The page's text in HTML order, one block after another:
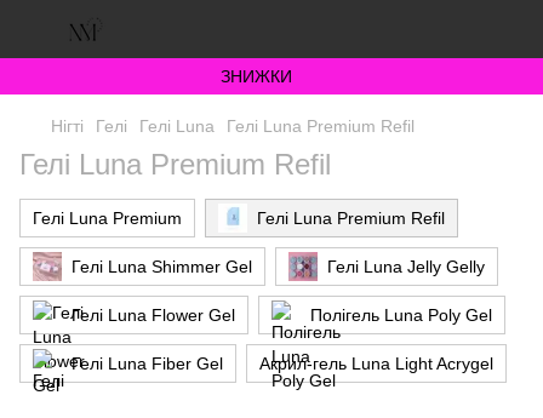
ЗНИЖКИ
Нігті Гелі Гелі Luna Гелі Luna Premium Refil
Гелі Luna Premium Refil
Гелі Luna Premium Гелі Luna Premium Refil
Гелі Luna Shimmer Gel Гелі Luna Jelly Gelly
Гелі Luna Flower Gel Полігель Luna Poly Gel
Гелі Luna Fiber Gel Акрил-гель Luna Light Acrygel